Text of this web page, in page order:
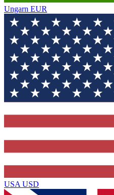
Ungarn EUR
USA USD